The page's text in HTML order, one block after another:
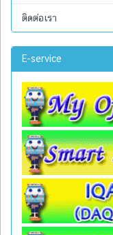
ติดต่อเรา
E-service